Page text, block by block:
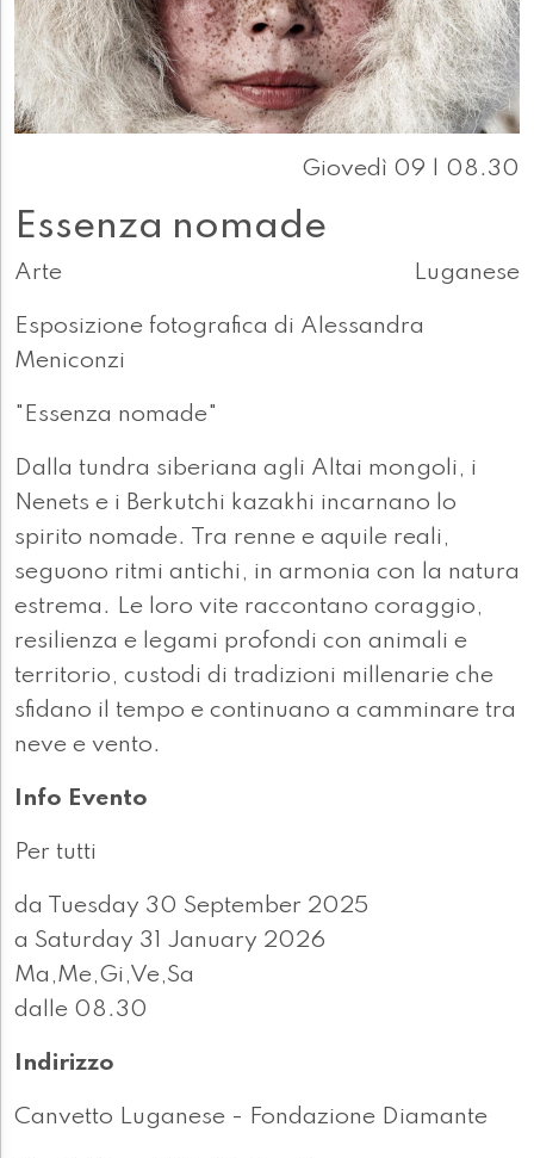
Giovedì 09 | 08.30
Essenza nomade
Arte Luganese
Esposizione fotografica di Alessandra
Meniconzi
"Essenza nomade"
Dalla tundra siberiana agli Altai mongoli, i
Nenets e i Berkutchi kazakhi incarnano lo
spirito nomade. Tra renne e aquile reali,
seguono ritmi antichi, in armonia con la natura
estrema. Le loro vite raccontano coraggio,
resilienza e legami profondi con animali e
territorio, custodi di tradizioni millenarie che
sfidano il tempo e continuano a camminare tra
neve e vento.
Info Evento
Per tutti
da Tuesday 30 September 2025
a Saturday 31 January 2026
Ma,Me,Gi,Ve,Sa
dalle 08.30
Indirizzo
Canvetto Luganese - Fondazione Diamante